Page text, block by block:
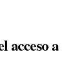
acceso a